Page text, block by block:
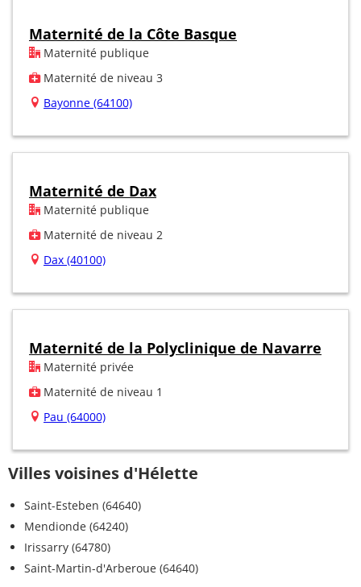
Maternité de la Côte Basque
Maternité publique
Maternité de niveau 3
Bayonne (64100)
Maternité de Dax
Maternité publique
Maternité de niveau 2
Dax (40100)
Maternité de la Polyclinique de Navarre
Maternité privée
Maternité de niveau 1
Pau (64000)
Villes voisines d'Hélette
Saint-Esteben (64640)
Mendionde (64240)
Irissarry (64780)
Saint-Martin-d'Arberoue (64640)